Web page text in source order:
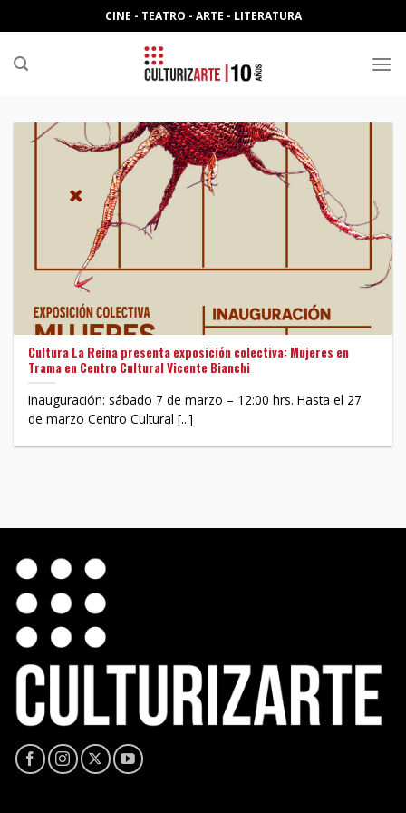
to
content
CINE - TEATRO - ARTE - LITERATURA
Cultura La Reina presenta exposición colectiva: Mujeres en
Trama en Centro Cultural Vicente Bianchi
Inauguración: sábado 7 de marzo – 12:00 hrs. Hasta el 27
de marzo Centro Cultural [...]